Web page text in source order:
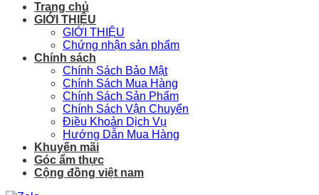
Trang chủ
GIỚI THIỆU
GIỚI THIỆU
Chứng nhận sản phẩm
Chính sách
Chính Sách Bảo Mật
Chính Sách Mua Hàng
Chính Sách Sản Phẩm
Chính Sách Vận Chuyển
Điều Khoản Dịch Vụ
Hướng Dẫn Mua Hàng
Khuyến mãi
Góc ẩm thực
Cộng đồng việt nam